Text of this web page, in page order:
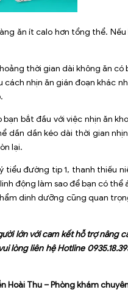
ăn ít calo hơn tổng thể.
thời gian dài không ăn có
nhịn ăn gián đoạn khác
bắt đầu với việc nhịn ăn
dần dần kéo dài thời gian
lại.
đường tip 1, thanh thiếu
động làm sao để bạn có thể
dinh dưỡng cũng quan
lớn với cam kết hỗ trợ nâng
lòng liên hệ Hotline
Hoài Thu – Phòng khám